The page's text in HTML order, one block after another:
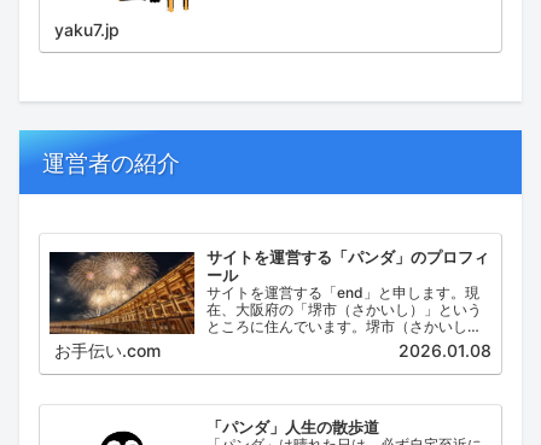
yaku7.jp
運営者の紹介
サイトを運営する「パンダ」のプロフィ
ール
サイトを運営する「end」と申します。現
在、大阪府の「堺市（さかいし）」という
ところに住んでいます。堺市（さかいし）
は、大阪府の泉北地域にある政令指定都市
で、府内では大阪市に次いで人口が多い都
市です。
お手伝い.com 2026.01.08
「パンダ」人生の散歩道